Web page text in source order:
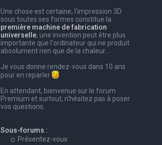
Une chose est certaine, l'impression 3D
sous toutes ses formes constitue la
première machine de fabrication
universelle, une invention peut être plus
importante que l'ordinateur qui ne produit
absolument rien que de la chaleur...
Je vous donne rendez-vous dans 10 ans
pour en reparler
En attendant, bienvenue sur le forum
Premium et surtout, n'hésitez pas à poser
vos questions.
Sous-forums :
Présentez-vous